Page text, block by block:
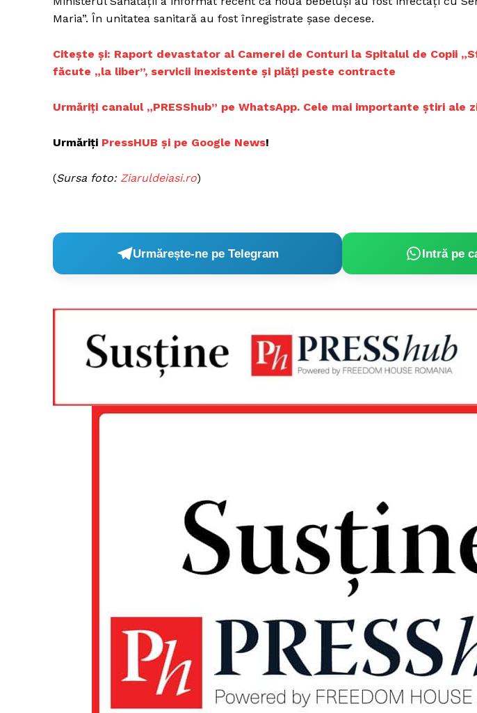
Maria”. În unitatea sanitară au fost înregistrate şase decese.
Citește și: ​Raport devastator al Camerei de Conturi la Spitalul de Copii
făcute „la liber”, servicii inexistente și plăți peste contracte
Urmăriți canalul „PRESShub” pe WhatsApp. Cele mai importante știri ale
Urmăriți PressHUB și pe Google News!
(Sursa foto: Ziaruldeiasi.ro)
Urmărește-ne pe Telegram Intră pe